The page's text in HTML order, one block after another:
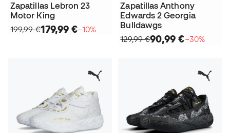
Zapatillas Lebron 23
Motor King
199,99 €179,99 €−10%
Zapatillas Anthony
Edwards 2 Georgia
Bulldawgs
129,99 €90,99 €−30%